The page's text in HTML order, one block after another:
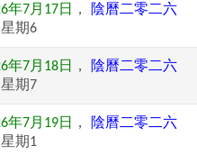
年7月17日 ，
陰曆二零二六
期6
年7月18日 ，
陰曆二零二六
期7
年7月19日 ，
陰曆二零二六
期1